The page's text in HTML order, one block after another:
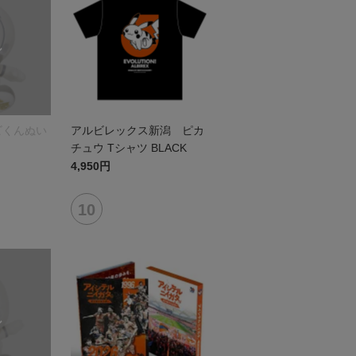
んぬい
アルビレックス新潟 ピカ
チュウ Tシャツ BLACK
4,950円